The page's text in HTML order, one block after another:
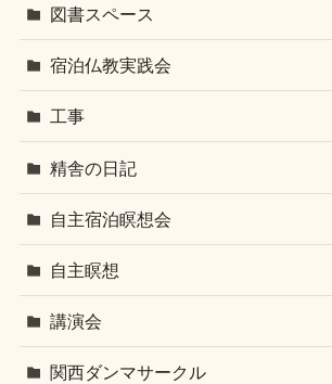
図書スペース
宿泊仏教実践会
工事
精舎の日記
自主宿泊瞑想会
自主瞑想
講演会
関西ダンマサークル